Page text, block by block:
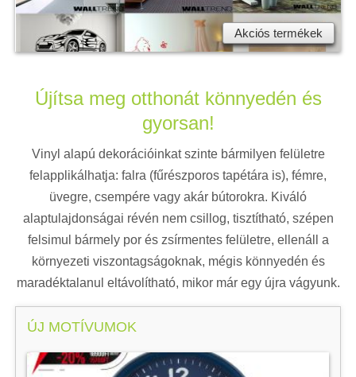
Akciós termékek
Újítsa meg otthonát könnyedén és
gyorsan!
Vinyl alapú dekorációinkat szinte bármilyen felületre
felapplikálhatja: falra (fűrészporos tapétára is), fémre,
üvegre, csempére vagy akár bútorokra. Kiváló
alaptulajdonságai révén nem csillog, tisztítható, szépen
felsimul bármely por és zsírmentes felületre, ellenáll a
környezeti viszontagságoknak, mégis könnyedén és
maradéktalanul eltávolítható, mikor már egy újra vágyunk.
ÚJ MOTÍVUMOK